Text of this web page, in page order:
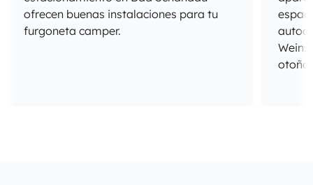
ofrecen buenas instalaciones para tu
furgoneta camper.
otoño.